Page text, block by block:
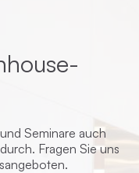
Seminare auch
Fragen Sie uns